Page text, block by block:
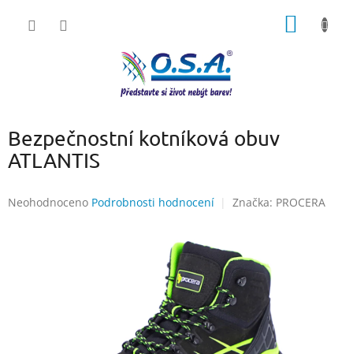
Bezpečnostní kotníková obuv
ATLANTIS
Průměrné
Neohodnoceno Podrobnosti hodnocení Značka: PROCERA